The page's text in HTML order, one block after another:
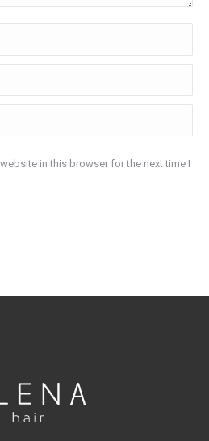
in this browser for the next time I